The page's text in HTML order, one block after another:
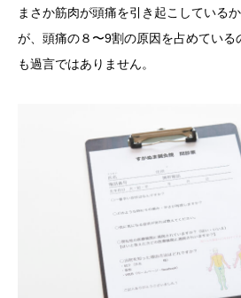
まさか筋肉が頭痛を引き起こしている
が、頭痛の８〜9割の原因を占めている
も過言ではありません。